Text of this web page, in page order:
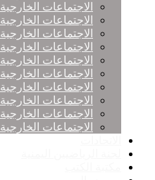
الاجتماعات الخارجية 2012م
الاجتماعات الخارجية 2013م
الاجتماعات الخارجية 2014م
الاجتماعات الخارجية 2015م
الاجتماعات الخارجية 2016م
الاجتماعات الخارجية 2017م
الاجتماعات الخارجية 2018م
الاجتماعات الخارجية 2019م
الاجتماعات الخارجية 2020م
الاجتماعات الخارجية 2021م